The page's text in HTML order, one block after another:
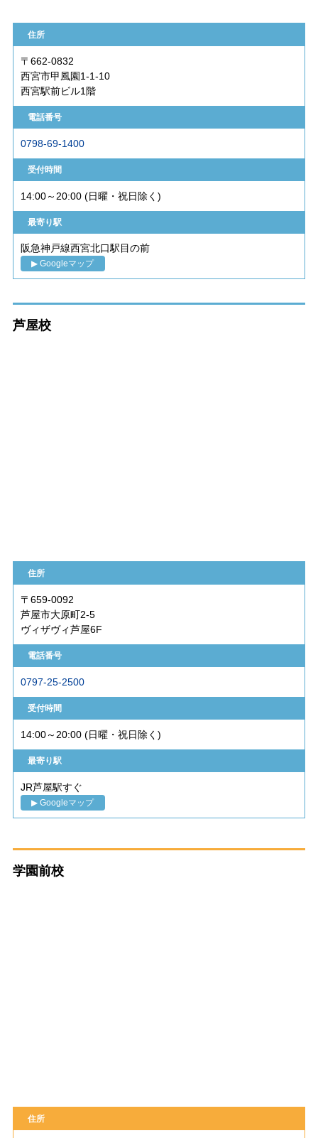
住所
〒662-0832
西宮市甲風園1-1-10
西宮駅前ビル1階
電話番号
0798-69-1400
受付時間
14:00～20:00 (日曜・祝日除く)
最寄り駅
阪急神戸線西宮北口駅目の前
▶ Googleマップ
芦屋校
住所
〒659-0092
芦屋市大原町2-5
ヴィザヴィ芦屋6F
電話番号
0797-25-2500
受付時間
14:00～20:00 (日曜・祝日除く)
最寄り駅
JR芦屋駅すぐ
▶ Googleマップ
学園前校
住所